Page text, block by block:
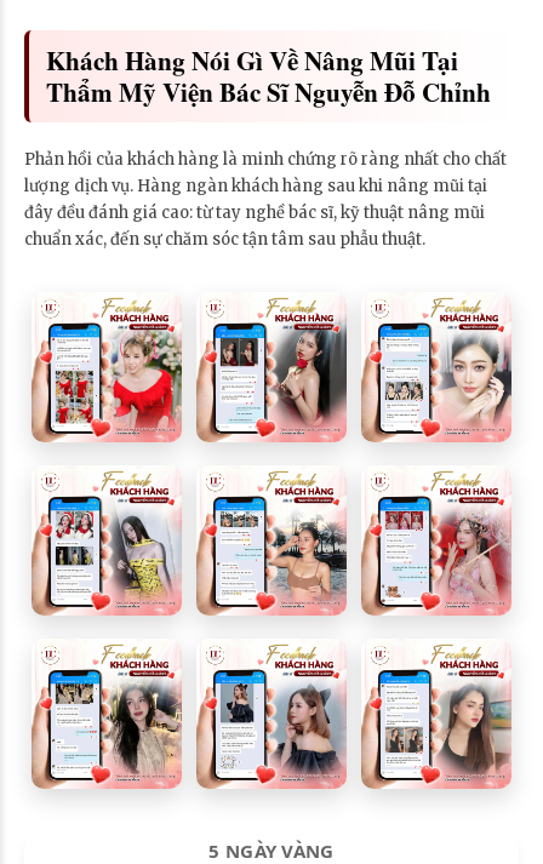
Khách Hàng Nói Gì Về Nâng Mũi Tại
Thẩm Mỹ Viện Bác Sĩ Nguyễn Đỗ Chỉnh
Phản hồi của khách hàng là minh chứng rõ ràng nhất cho chất
lượng dịch vụ. Hàng ngàn khách hàng sau khi nâng mũi tại
đây đều đánh giá cao: từ tay nghề bác sĩ, kỹ thuật nâng mũi
chuẩn xác, đến sự chăm sóc tận tâm sau phẫu thuật.
5 NGÀY VÀNG